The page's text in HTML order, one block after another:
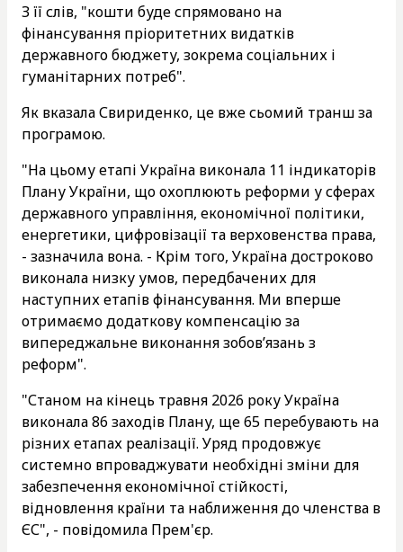
З її слів, "кошти буде спрямовано на
фінансування пріоритетних видатків
державного бюджету, зокрема соціальних і
гуманітарних потреб".
Як вказала Свириденко, це вже сьомий транш за
програмою.
"На цьому етапі Україна виконала 11 індикаторів
Плану України, що охоплюють реформи у сферах
державного управління, економічної політики,
енергетики, цифровізації та верховенства права,
- зазначила вона. - Крім того, Україна достроково
виконала низку умов, передбачених для
наступних етапів фінансування. Ми вперше
отримаємо додаткову компенсацію за
випереджальне виконання зобов’язань з
реформ".
"Станом на кінець травня 2026 року Україна
виконала 86 заходів Плану, ще 65 перебувають на
різних етапах реалізації. Уряд продовжує
системно впроваджувати необхідні зміни для
забезпечення економічної стійкості,
відновлення країни та наближення до членства в
ЄС", - повідомила Прем'єр.